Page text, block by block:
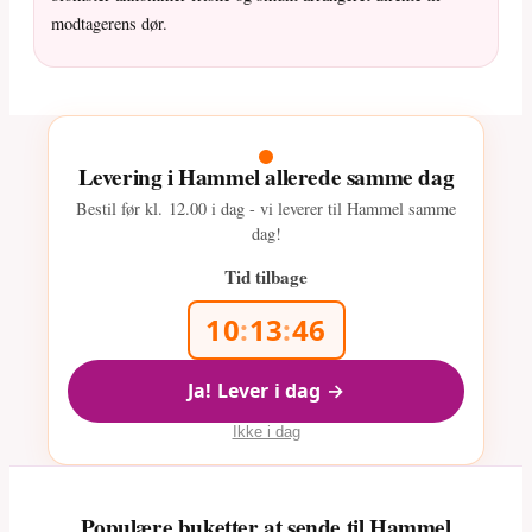
modtagerens dør.
Levering i Hammel allerede samme dag
Bestil før kl. 12.00 i dag - vi leverer til Hammel samme
dag!
Tid tilbage
10:13:45
Ja! Lever i dag →
Ikke i dag